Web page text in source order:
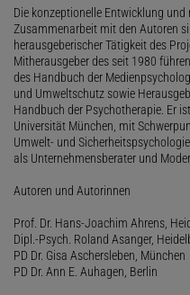
Die konzeptionelle Entwicklung
Zusammenarbeit mit den Autoren
herausgeberischer Tätigkeit des
Mitherausgeber des seit 1980
des Handbuch der
und Umweltschutz sowie
Handbuch der Psychotherapie. Er
Universität München, mit
Umwelt- und
als Unternehmensberater und
Autoren und Autorinnen
Prof. Dr. Hans-Joachim Ahrens,
Dipl.-Psych. Roland Asanger,
PD Dr. Gisa Aschersleben, München
PD Dr. Ann E. Auhagen, Berlin